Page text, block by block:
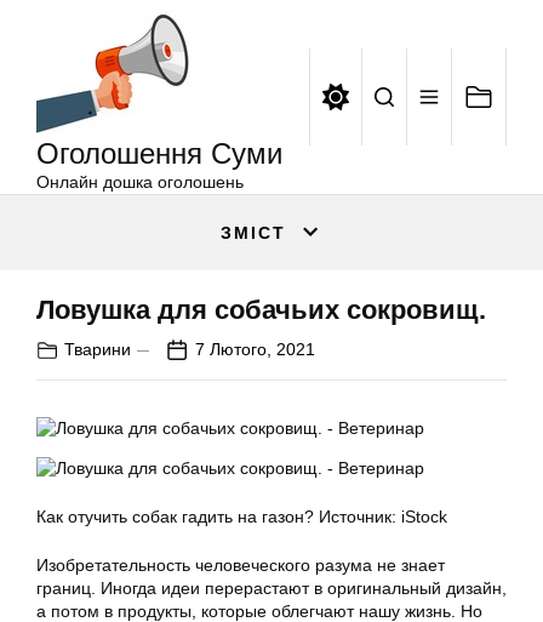
Оголошення Суми
Онлайн дошка оголошень
ЗМІСТ
Ловушка для собачьих сокровищ.
Тварини 7 Лютого, 2021
Как отучить собак гадить на газон? Источник: iStock
Изобретательность человеческого разума не знает
границ. Иногда идеи перерастают в оригинальный дизайн,
а потом в продукты, которые облегчают нашу жизнь. Но